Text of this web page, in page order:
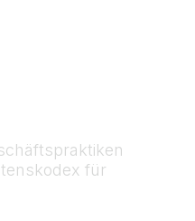
für